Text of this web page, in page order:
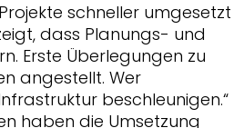
schneller umgesetzt
dass Planungs- und
Erste Überlegungen zu
angestellt. Wer
beschleunigen.“
haben die Umsetzung